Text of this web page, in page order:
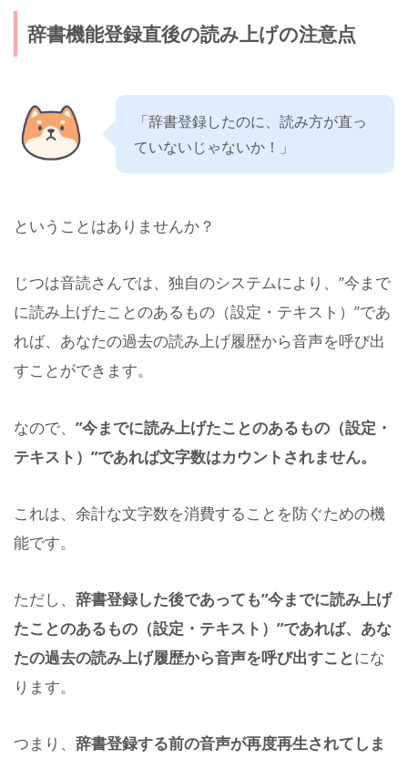
辞書機能登録直後の読み上げの注意点
「辞書登録したのに、読み方が直っ
ていないじゃないか！」
ということはありませんか？
じつは音読さんでは、独自のシステムにより、”今まで
に読み上げたことのあるもの（設定・テキスト）”であ
れば、あなたの過去の読み上げ履歴から音声を呼び出
すことができます。
なので、 ”今までに読み上げたことのあるもの（設定・
テキスト）”であれば文字数はカウントされません。
これは、余計な文字数を消費することを防ぐための機
能です。
ただし、 辞書登録した後であっても”今までに読み上げ
たことのあるもの（設定・テキスト）”であれば、あな
たの過去の読み上げ履歴から音声を呼び出すことにな
ります。
つまり、 辞書登録する前の音声が再度再生されてしま